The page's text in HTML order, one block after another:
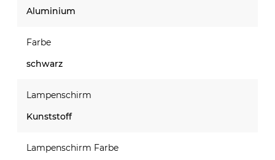
Aluminium
Farbe
schwarz
Lampenschirm
Kunststoff
Lampenschirm Farbe